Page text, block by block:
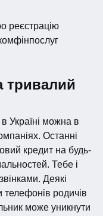
реєстрацію
тривалий
Україні можна в
Останні
кредит на будь-
Тебе і
Деякі
телефонів родичів
може уникнути